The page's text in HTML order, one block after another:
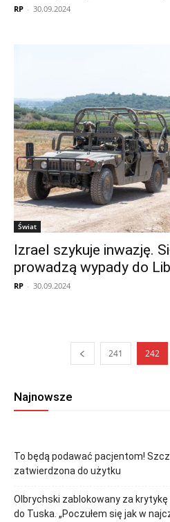
RP - 30.09.2024
Świat
Izrael szykuje inwazję.
prowadzą wypady do
RP - 30.09.2024
241 242
Najnowsze
To będą podawać pacjentom!
zatwierdzona do użytku
Olbrychski zablokowany za
do Tuska. „Poczułem się jak w